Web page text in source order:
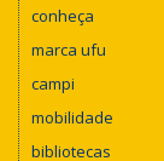
conheça
marca ufu
campi
mobilidade
bibliotecas